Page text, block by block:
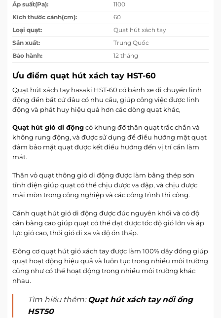
Áp suất(Pa):
1100
Kích thước cánh(cm):
60
Loại quạt:
Quạt hút xách tay
Sản xuất:
Trung Quốc
Bảo hành:
12 tháng
Ưu điểm quạt hút xách tay HST-60
Quạt hút xách tay hasaki HST-60 có bánh xe di chuyển linh
động đến bất cứ đâu có nhu cầu, giúp công việc được linh
động và phát huy hiệu quả hơn các dòng quạt khác,
Quạt hút gió di độngcó khung đỡ thân quạt trắc chắn và
không rung động, và được sử dụng để điều hướng mặt quạt
đảm bảo mặt quạt được kết điều hướng đến vị trí cần làm
mát.
Thân vỏ quạt thông gió di động được làm bằng thép sơn
tĩnh điện giúp quạt có thể chịu được va đập, và chịu được
mài mòn trong công nghiệp và các công trình thi công.
Cánh quạt hút gió di động được đúc nguyên khối và có độ
cân bằng cao giúp quạt có thể đạt được tốc độ gió lớn và áp
lực gió cao, thổi gió đi xa và độ ồn thấp.
Đông cơ quạt hút gió xách tay được làm 100% dây đồng giúp
quạt hoạt động hiệu quả và luôn tục trong nhiều môi trường
cũng như có thể hoạt động trong nhiều môi trường khác
nhau.
Tìm hiểu thêm:Quạt hút xách tay nối ống
HST50